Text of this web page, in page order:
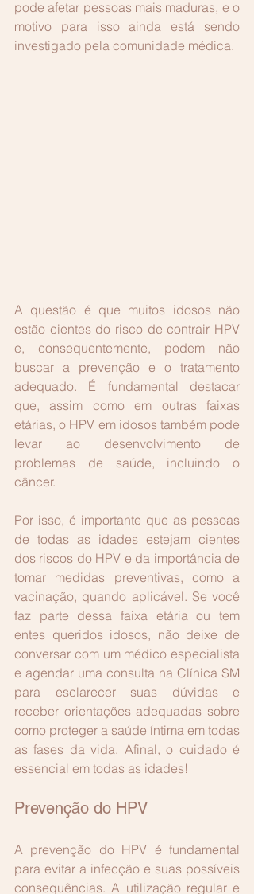
pode afetar pessoas mais maduras, e o
motivo para isso ainda está sendo
investigado pela comunidade médica.
A questão é que muitos idosos não
estão cientes do risco de contrair HPV
e, consequentemente, podem não
buscar a prevenção e o tratamento
adequado. É fundamental destacar
que, assim como em outras faixas
etárias, o HPV em idosos também pode
levar ao desenvolvimento de
problemas de saúde, incluindo o
câncer.
Por isso, é importante que as pessoas
de todas as idades estejam cientes
dos riscos do HPV e da importância de
tomar medidas preventivas, como a
vacinação, quando aplicável. Se você
faz parte dessa faixa etária ou tem
entes queridos idosos, não deixe de
conversar com um médico especialista
e agendar uma consulta na Clínica SM
para esclarecer suas dúvidas e
receber orientações adequadas sobre
como proteger a saúde íntima em todas
as fases da vida. Afinal, o cuidado é
essencial em todas as idades!
Prevenção do HPV
A prevenção do HPV é fundamental
para evitar a infecção e suas possíveis
consequências. A utilização regular e